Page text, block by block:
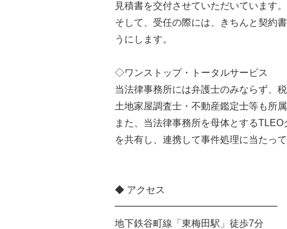
見積書を交付させていただいています。
そして、受任の際には、きちんと契約
うにします。
◇ワンストップ・トータルサービス
当法律事務所には弁護士のみならず、
土地家屋調査士・不動産鑑定士等も所属
また、当法律事務所を母体とする
を共有し、連携して事件処理に当たって
◆ アクセス
━━━━━━━━━━━━━━━━━
地下鉄谷町線「東梅田駅」徒歩7分